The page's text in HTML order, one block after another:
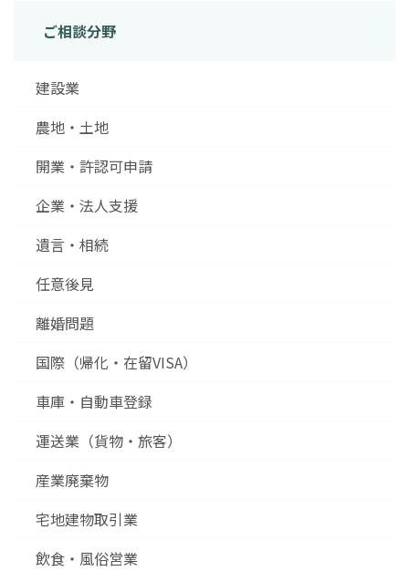
ご相談分野
建設業
農地・土地
開業・許認可申請
企業・法人支援
遺言・相続
任意後見
離婚問題
国際（帰化・在留VISA）
車庫・自動車登録
運送業（貨物・旅客）
産業廃棄物
宅地建物取引業
飲食・風俗営業